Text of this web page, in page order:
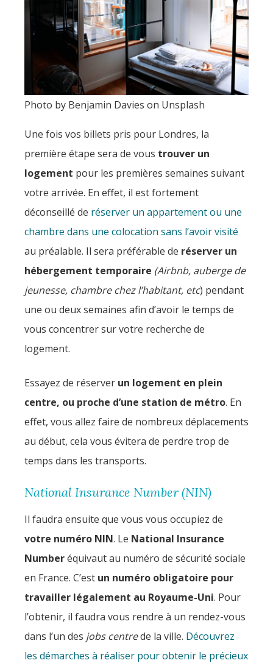
Photo by Benjamin Davies on Unsplash
Une fois vos billets pris pour Londres, la
première étape sera de vous trouver un
logement pour les premières semaines suivant
votre arrivée. En effet, il est fortement
déconseillé de réserver un appartement ou une
chambre dans une colocation sans l’avoir visité
au préalable. Il sera préférable de réserver un
hébergement temporaire (Airbnb, auberge de
jeunesse, chambre chez l’habitant, etc) pendant
une ou deux semaines afin d’avoir le temps de
vous concentrer sur votre recherche de
logement.
Essayez de réserver un logement en plein
centre, ou proche d’une station de métro. En
effet, vous allez faire de nombreux déplacements
au début, cela vous évitera de perdre trop de
temps dans les transports.
National Insurance Number (NIN)
Il faudra ensuite que vous vous occupiez de
votre numéro NIN. Le National Insurance
Numberéquivaut au numéro de sécurité sociale
en France. C’est un numéro obligatoire pour
travailler légalement au Royaume-Uni. Pour
l’obtenir, il faudra vous rendre à un rendez-vous
dans l’un des jobs centrede la ville. Découvrez
les démarches à réaliser pour obtenir le précieux